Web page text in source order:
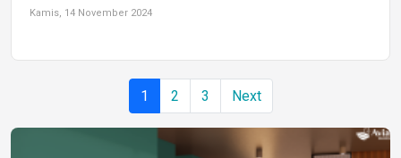
Kamis, 14 November 2024
1 2 3 Next